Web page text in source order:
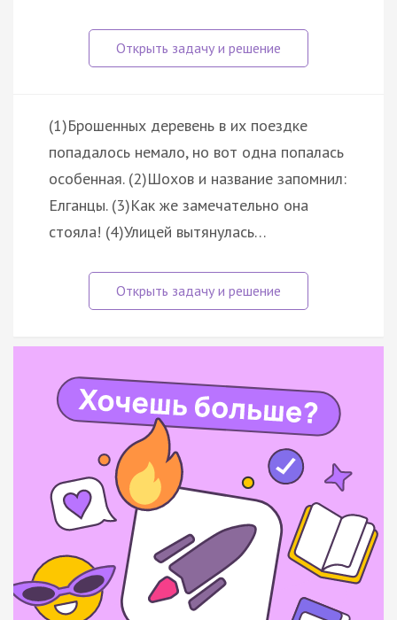
(1)Брошенных деревень в их поездке
попадалось немало, но вот одна попалась
особенная. (2)Шохов и название запомнил:
Елганцы. (3)Как же замечательно она
стояла! (4)Улицей вытянулась…